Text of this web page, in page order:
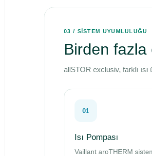
03 / SİSTEM UYUMLULUĞU
Birden fazla
allSTOR exclusiv, farklı
01
Isı Pompası
Vaillant aroTHERM